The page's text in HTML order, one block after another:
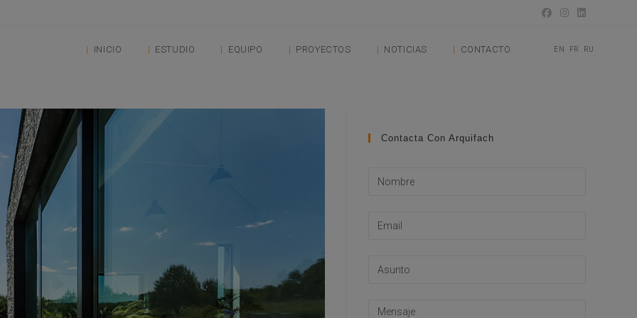
INICIO ESTUDIO EQUIPO PROYECTOS NOTICIAS CONTACTO EN FR RU
Contacta Con Arquifach